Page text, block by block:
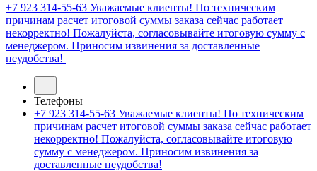
+7 923 314-55-63 Уважаемые клиенты! По техническим
причинам расчет итоговой суммы заказа сейчас работает
некорректно! Пожалуйста, согласовывайте итоговую сумму с
менеджером. Приносим извинения за доставленные
неудобства!
Телефоны
+7 923 314-55-63 Уважаемые клиенты! По техническим
причинам расчет итоговой суммы заказа сейчас работает
некорректно! Пожалуйста, согласовывайте итоговую
сумму с менеджером. Приносим извинения за
доставленные неудобства!